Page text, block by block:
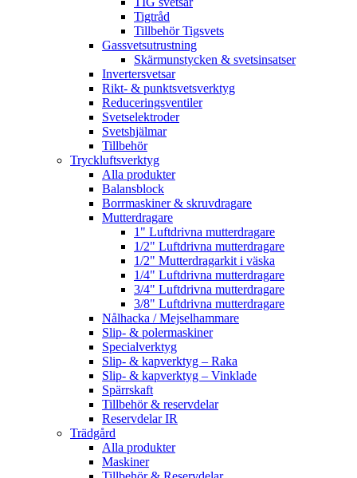
Tigtråd
Tillbehör Tigsvets
Gassvetsutrustning
Skärmunstycken & svetsinsatser
Invertersvetsar
Rikt- & punktsvetsverktyg
Reduceringsventiler
Svetselektroder
Svetshjälmar
Tillbehör
Tryckluftsverktyg
Alla produkter
Balansblock
Borrmaskiner & skruvdragare
Mutterdragare
1" Luftdrivna mutterdragare
1/2" Luftdrivna mutterdragare
1/2" Mutterdragarkit i väska
1/4" Luftdrivna mutterdragare
3/4" Luftdrivna mutterdragare
3/8" Luftdrivna mutterdragare
Nålhacka / Mejselhammare
Slip- & polermaskiner
Specialverktyg
Slip- & kapverktyg – Raka
Slip- & kapverktyg – Vinklade
Spärrskaft
Tillbehör & reservdelar
Reservdelar IR
Trädgård
Alla produkter
Maskiner